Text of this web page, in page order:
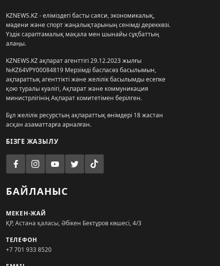
KZNEWS.KZ - еліміздегі басты саяси, экономикалық,
мәдени және спорт жаңалықтарының сенімді дереккөзі.
Үздік сараптамалық мақала мен шынайы сұқбаттың
алаңы.
KZNEWS.KZ ақпарат агенттігі 29.12.2023 жылғы
№KZ64VPY00084819 Мерзімді баспасөз басылымын,
ақпараттық агенттікті және желілік басылымды есепке
қою туралы куәлігі, Ақпарат және коммуникация
министрлігінің Ақпарат комитетімен берілген.
Бұл желілік ресурстың ақпараттық өнімдері 18 жастан
асқан азаматтарға арналған.
БІЗГЕ ЖАЗЫЛУ
БАЙЛАНЫС
МЕКЕН-ЖАЙ
ҚР, Астана қаласы, Әбікен Бектұров көшесі, 4/3
ТЕЛЕФОН
+7 701 933 8520